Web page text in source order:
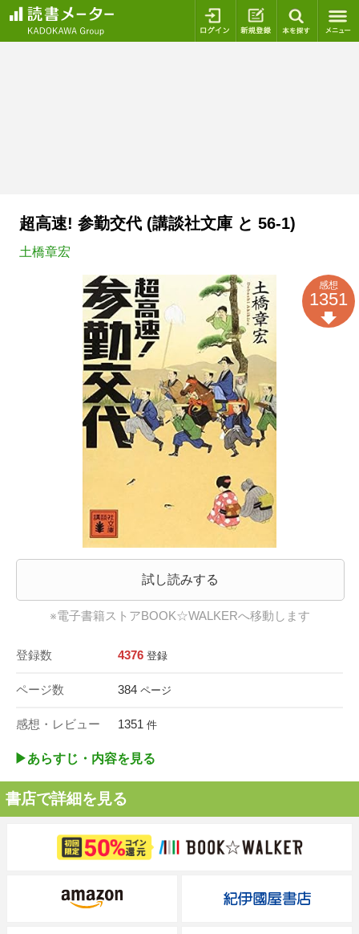
ログイン 新規登録
超高速! 参勤交代 (講談社文庫 と 56-1)
土橋章宏
試し読みする
※電子書籍ストアBOOK☆WALKERへ移動します
登録数 4376 登録
ページ数 384 ページ
感想・レビュー 1351 件
感想
1351
▶︎あらすじ・内容を見る
書店で詳細を見る